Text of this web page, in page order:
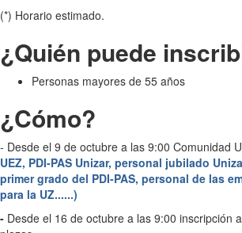
(*) Horario estimado.
¿Quién puede
Personas mayores de 55 años
¿Cómo?
- Desde el 9 de octubre a las 9:00 Comunidad
UEZ, PDI-PAS Unizar, personal jubilado
primer grado del PDI-PAS, personal de las
para la UZ......)
- Desde el 16 de octubre a las 9:00 inscripción